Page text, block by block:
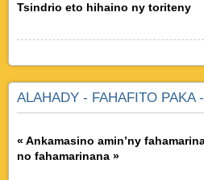
Tsindrio eto hihaino ny toriteny
ALAHADY - FAHAFITO PAKA
« Ankamasino amin’ny
no fahamarinana »